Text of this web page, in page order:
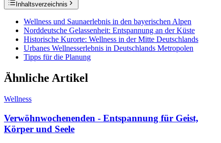
Inhaltsverzeichnis
Wellness und Saunaerlebnis in den bayerischen Alpen
Norddeutsche Gelassenheit: Entspannung an der Küste
Historische Kurorte: Wellness in der Mitte Deutschlands
Urbanes Wellnesserlebnis in Deutschlands Metropolen
Tipps für die Planung
Ähnliche Artikel
Wellness
Verwöhnwochenenden - Entspannung für Geist,
Körper und Seele